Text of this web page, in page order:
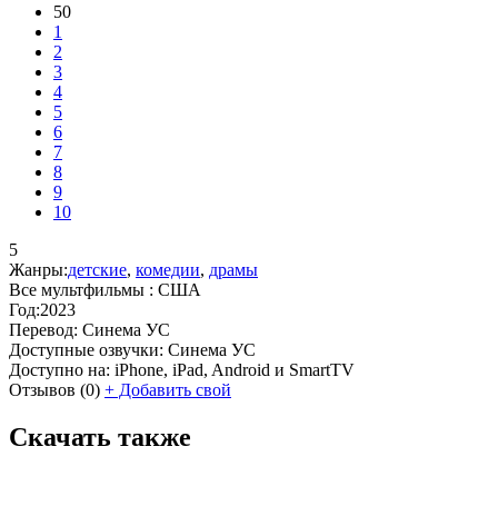
50
1
2
3
4
5
6
7
8
9
10
5
Жанры:детские, комедии, драмы
Все мультфильмы : США
Год:2023
Перевод: Синема УС
Доступные озвучки: Синема УС
Доступно на: iPhone, iPad, Android и SmartTV
Отзывов (0) + Добавить свой
Скачать также